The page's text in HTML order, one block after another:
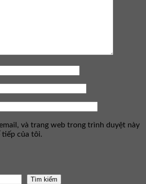
và trang web trong trình duyệt này
tiếp của tôi.
Tìm kiếm